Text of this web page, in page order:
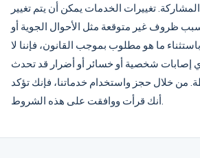
تغييرات الخدمات يمكن أن يتم تغيير
ظروف غير متوقعة مثل الأحوال الجوية أو
ما هو مطلوب بموجب القانون، فإننا لا
إصابات شخصية أو خسائر أو أضرار قد تحدث
من خلال حجز واستخدام خدماتنا، فإنك تؤكد
أنك قرأت ووافقت على هذه الشروط.